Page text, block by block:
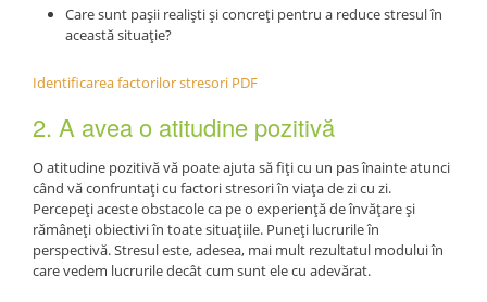
Care sunt pașii realiști și concreți pentru a reduce stresul în
această situație?
Identificarea factorilor stresori PDF
2. A avea o atitudine pozitivă
O atitudine pozitivă vă poate ajuta să fiți cu un pas înainte atunci
când vă confruntați cu factori stresori în viața de zi cu zi.
Percepeți aceste obstacole ca pe o experiență de învățare și
rămâneți obiectivi în toate situațiile. Puneți lucrurile în
perspectivă. Stresul este, adesea, mai mult rezultatul modului în
care vedem lucrurile decât cum sunt ele cu adevărat.